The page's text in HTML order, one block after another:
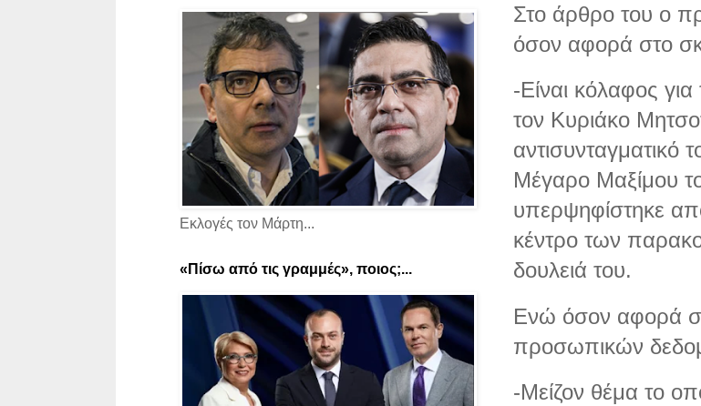
Στο άρθρο του ο
όσον αφορά στο
-Είναι κόλαφος
τον Κυριάκο
αντισυνταγματικό
Μέγαρο Μαξίμου
υπερψηφίστηκε
κέντρο των
δουλειά του.
Ενώ όσον αφορά
προσωπικών
-Μείζον θέμα το
Εκλογές τον Μάρτη...
«Πίσω από τις γραμμές», ποιος;...